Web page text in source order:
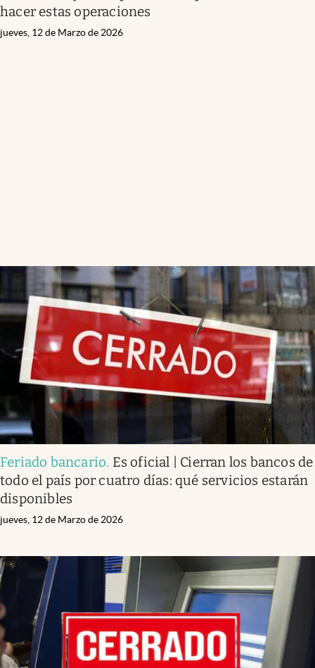
hacer estas operaciones
jueves, 12 de Marzo de 2026
Feriado bancario. Es oficial | Cierran los bancos de
todo el país por cuatro días: qué servicios estarán
disponibles
jueves, 12 de Marzo de 2026